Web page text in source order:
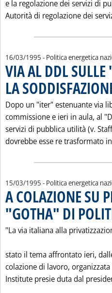
e la regolazione dei servizi di
Autorità di regolazione dei
16/03/1995 - Politica energetica
VIA AL DDL
LA
Dopo un "iter" estenuante via
commissione e ieri in aula, al
servizi di pubblica utilità (v.
dovrebbe esse re trasformato
15/03/1995 - Politica energetica
A COLAZIONE SU
"GOTHA" DI
"La via italiana alla
stato il tema affrontato ieri,
colazione di lavoro,
Institute presie duta dal